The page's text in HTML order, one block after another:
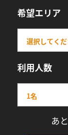
希望エリア
利用人数
あ